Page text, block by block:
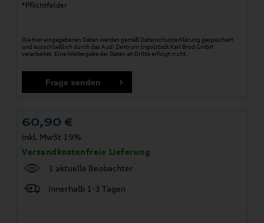
*Pflichtfelder
Die hier eingegebenen Daten werden gemäß Datenschutzerklärung gespeichert
und ausschließlich durch das Audi Zentrum Ingolstadt Karl Brod GmbH
verarbeitet. Eine Weitergabe der Daten an Dritte erfolgt nicht.
60,90 €
inkl. MwSt 19%
Versandkostenfreie Lieferung
1 aktuelle Beobachter
innerhalb 1-3 Tagen